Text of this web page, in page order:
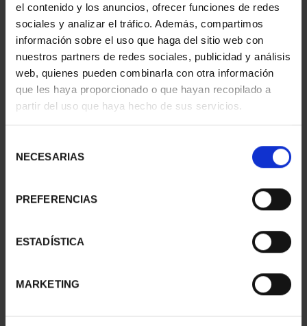
el contenido y los anuncios, ofrecer funciones de redes
sociales y analizar el tráfico. Además, compartimos
información sobre el uso que haga del sitio web con
nuestros partners de redes sociales, publicidad y análisis
web, quienes pueden combinarla con otra información
que les haya proporcionado o que hayan recopilado a
partir del uso que haya hecho de sus servicios.
NECESARIAS
PREFERENCIAS
ESTADÍSTICA
MARKETING
CAMPEONAS MUNDIAL
145,00 €
MUNDIAL FIFA 2026 (EM.
145,00 €